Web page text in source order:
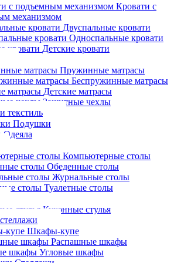
Кровати с
механизмом
Двуспальные кровати
Односпальные кровати
Детские кровати
Пружинные матрасы
Беспружинные матрасы
Детские матрасы
Защитные чехлы
текстиль
Подушки
Одеяла
Компьютерные столы
Обеденные столы
Журнальные столы
Туалетные столы
Кухонные стулья
Шкафы-купе
Распашные шкафы
Угловые шкафы